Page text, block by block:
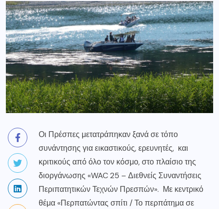
Οι Πρέσπες μετατράπηκαν ξανά σε τόπο
συνάντησης για εικαστικούς, ερευνητές, και
κριτικούς από όλο τον κόσμο, στο πλαίσιο της
διοργάνωσης «WAC 25 – Διεθνείς Συναντήσεις
Περιπατητικών Τεχνών Πρεσπών». Με κεντρικό
θέμα «Περπατώντας σπίτι / Το περπάτημα σε